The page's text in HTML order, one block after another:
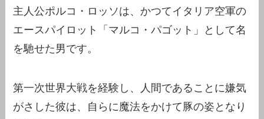
主人公ポルコ・ロッソは、かつてイタリア空軍の
エースパイロット「マルコ・パゴット」として名
を馳せた男です。
第一次世界大戦を経験し、人間であることに嫌気
がさした彼は、自らに魔法をかけて豚の姿となり